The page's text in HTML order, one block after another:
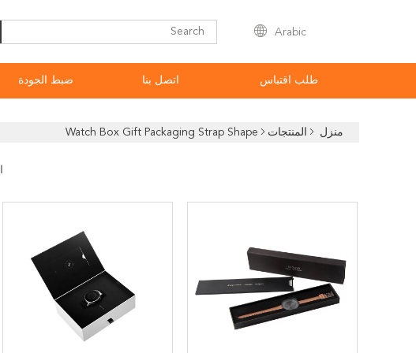
Arabic
ضبط الجودة اتصل بنا طلب اقتباس
منزل المنتجات Watch Box Gift Packaging Strap Shape